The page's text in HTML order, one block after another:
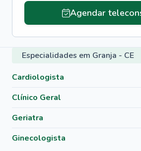
Agendar
Especialidades em Granja - CE
Cardiologista
Clínico Geral
Geriatra
Ginecologista